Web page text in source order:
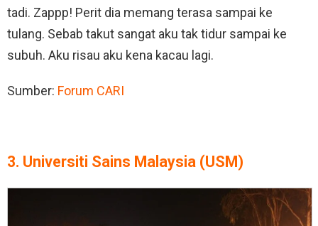
tadi. Zappp! Perit dia memang terasa sampai ke
tulang. Sebab takut sangat aku tak tidur sampai ke
subuh. Aku risau aku kena kacau lagi.
Sumber: Forum CARI
3. Universiti Sains Malaysia (USM)